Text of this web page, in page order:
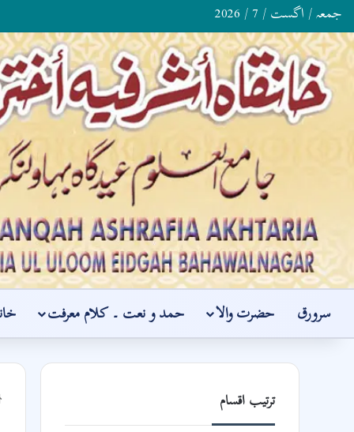
جمعہ / اگست / 7 / 2026
سرورق حضرت والا حمد و نعت ۔ کلام معرفت
ترتیب اقسام